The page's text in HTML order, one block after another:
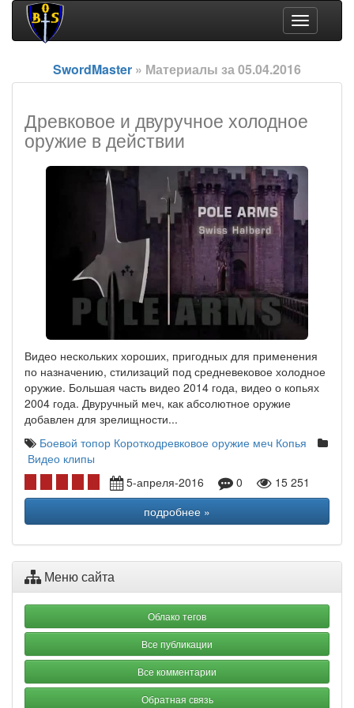
Toggle
navigation
SwordMaster » Материалы за 05.04.2016
Древковое и двуручное холодное
оружие в действии
Видео нескольких хороших, пригодных для применения
по назначению, стилизаций под средневековое холодное
оружие. Большая часть видео 2014 года, видео о копьях
2004 года. Двуручный меч, как абсолютное оружие
добавлен для зрелищности...
Боевой топор Короткодревковое оружие меч Копья
Видео клипы
5-апреля-2016
0
15 251
подробнее »
Меню сайта
Облако тегов
Все публикации
Все комментарии
Обратная связь